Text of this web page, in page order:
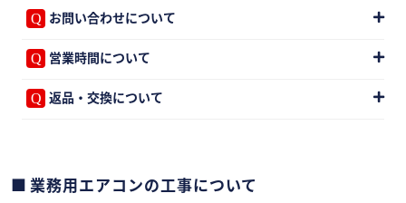
お問い合わせについて
営業時間について
返品・交換について
業務用エアコンの工事について